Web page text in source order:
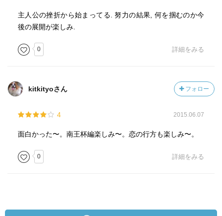
主人公の挫折から始まってる. 努力の結果, 何を掴むのか今
後の展開が楽しみ.
0 詳細をみる
kitkityoさん フォロー
4 2015.06.07
面白かった〜。南王杯編楽しみ〜。恋の行方も楽しみ〜。
0 詳細をみる